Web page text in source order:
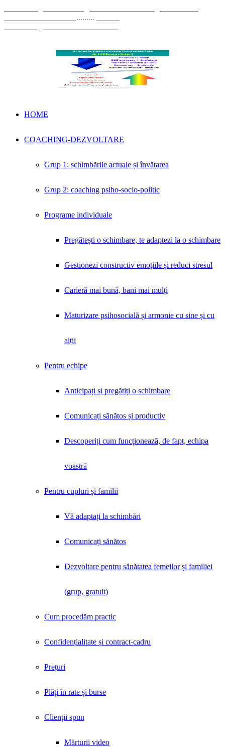
.........
HOME
COACHING-DEZVOLTARE
Grup 1: schimbările actuale și învățarea
Grup 2: coaching psiho-socio-politic
Programe individuale
Pregătești o schimbare, te adaptezi la o schimbare
Gestionezi constructiv emoțiile și reduci stresul
Carieră mai bună, bani mai mulți
Maturizare psihosocială și armonie cu sine și cu
alții
Pentru echipe
Anticipați și pregătiți o schimbare
Comunicați sănătos și productiv
Descoperiți cum funcționează, de fapt, echipa
voastră
Pentru cupluri și familii
Vă adaptați la schimbări
Comunicați sănătos
Dezvoltare pentru sănătatea femeilor și familiei
(grup, gratuit)
Cum procedăm practic
Confidențialitate și contract-cadru
Prețuri
Plăți în rate și burse
Clienții spun
Mărturii video